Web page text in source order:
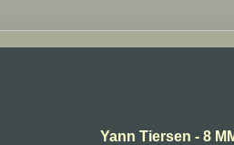
Yann Tiersen - 8